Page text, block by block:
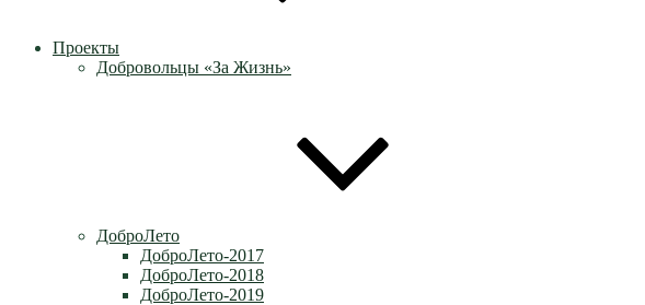
Проекты
Добровольцы «За Жизнь»
ДоброЛето
ДоброЛето-2017
ДоброЛето-2018
ДоброЛето-2019